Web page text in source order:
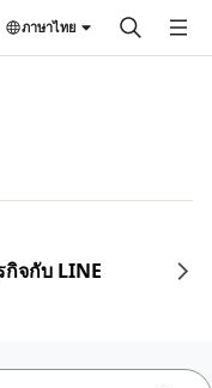
ภาษาไทย
จกับ LINE